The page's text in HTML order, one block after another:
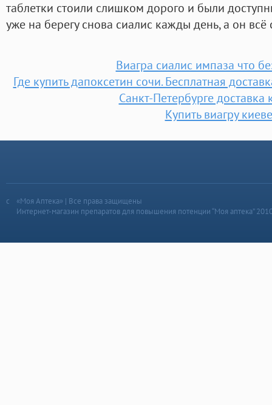
таблетки стоили слишком дорого и были
уже на берегу снова сиалис кажды день, а он всё
Виагра сиалис импаза что
Где купить дапоксетин сочи. Бесплатная
Санкт-Петербурге доставка
Купить виагру киеве
«Моя Аптека» | Все права защищены
Интернет-магазин препаратов для повышения потенции “Моя аптека”